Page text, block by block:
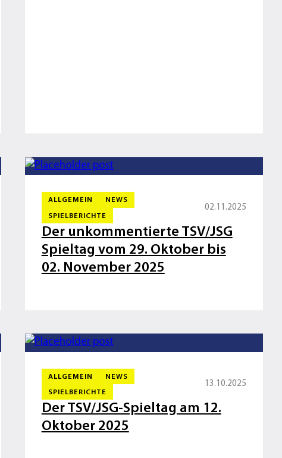
ALLGEMEIN NEWS
SPIELBERICHTE
02.11.2025
Der unkommentierte TSV/JSG
Spieltag vom 29. Oktober bis
02. November 2025
ALLGEMEIN NEWS
SPIELBERICHTE
13.10.2025
Der TSV/JSG-Spieltag am 12.
Oktober 2025